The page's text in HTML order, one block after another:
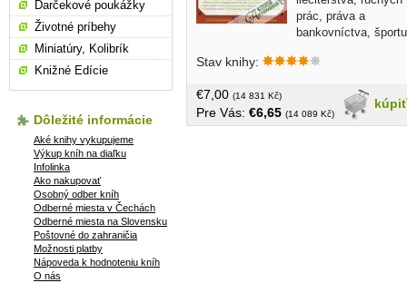
prác, práva a
bankovníctva, športu
Všetky rady a návody sprevádzajú aj
vždy postupovať rýchlo a odborne.
Heslá sú usporiadané abecedne....
tvrdá väzba, veľký formát, 696 strán
Stav knihy:
kúpiť
€7,00 (14 831 Kč)
Pre Vás: €6,65 (14 089 Kč)
Darčekové poukážky
Životné príbehy
Miniatúry, Kolibrík
Knižné Edície
Dôležité informácie
Aké knihy vykupujeme
Výkup kníh na diaľku
Infolinka
Ako nakupovať
Osobný odber kníh
Odberné miesta v Čechách
Odberné miesta na Slovensku
Poštovné do zahraničia
Možnosti platby
Nápoveda k hodnoteniu kníh
O nás